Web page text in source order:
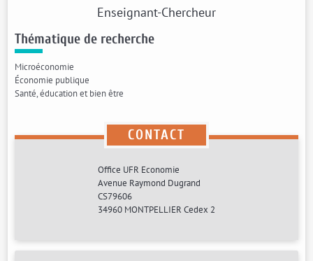
Thématique de recherche
Microéconomie
Économie publique
Santé, éducation et bien être
Enseignant-Chercheur
CONTACT
Office UFR Economie
Avenue Raymond Dugrand
CS79606
34960 MONTPELLIER Cedex 2